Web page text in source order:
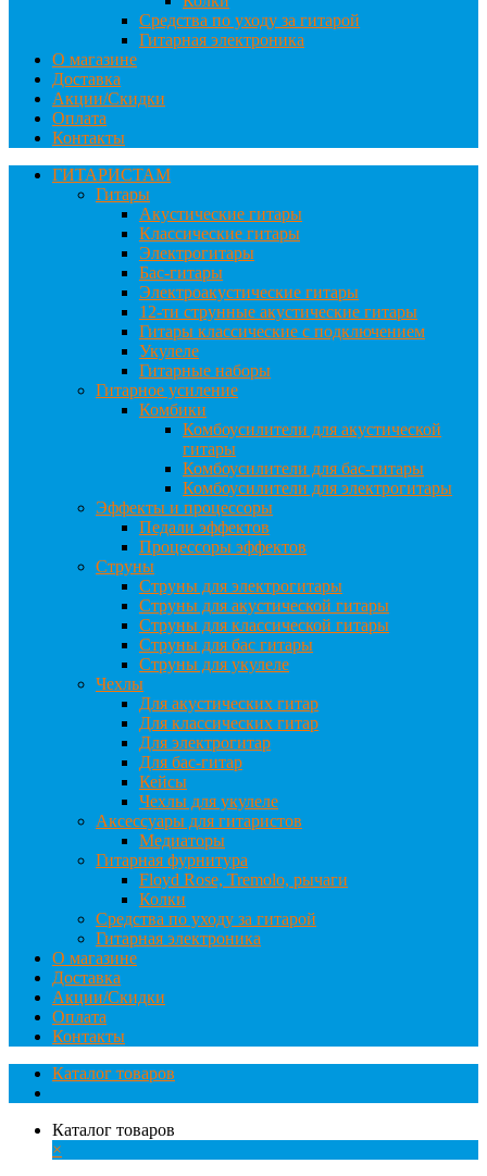
Средства по уходу за гитарой
Гитарная электроника
О магазине
Доставка
Акции/Скидки
Оплата
Контакты
ГИТАРИСТАМ
Гитары
Акустические гитары
Классические гитары
Электрогитары
Бас-гитары
Электроакустические гитары
12-ти струнные акустические гитары
Гитары классические с подключением
Укулеле
Гитарные наборы
Гитарное усиление
Комбики
Комбоусилители для акустической
гитары
Комбоусилители для бас-гитары
Комбоусилители для электрогитары
Эффекты и процессоры
Педали эффектов
Процессоры эффектов
Струны
Струны для электрогитары
Струны для акустической гитары
Струны для классической гитары
Струны для бас гитары
Струны для укулеле
Чехлы
Для акустических гитар
Для классических гитар
Для электрогитар
Для бас-гитар
Кейсы
Чехлы для укулеле
Аксессуары для гитаристов
Медиаторы
Гитарная фурнитура
Floyd Rose, Tremolo, рычаги
Колки
Средства по уходу за гитарой
Гитарная электроника
О магазине
Доставка
Акции/Скидки
Оплата
Контакты
Каталог товаров
Каталог товаров
×